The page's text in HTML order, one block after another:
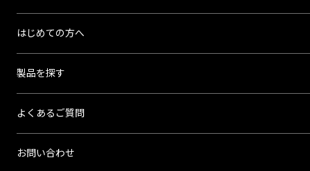
ハ
イ
はじめての方へ
製品を探す
よくあるご質問
お問い合わせ